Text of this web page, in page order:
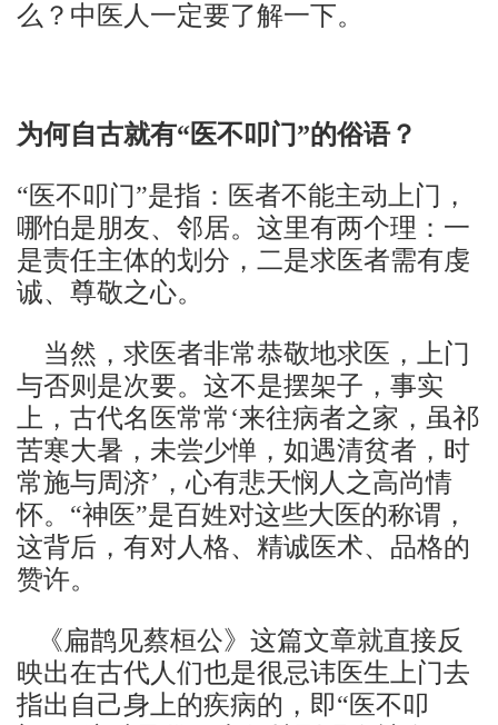
么？中医人一定要了解一下。
为何自古就有“医不叩门”的俗语？
“医不叩门”是指：医者不能主动上门，
哪怕是朋友、邻居。这里有两个理：一
是责任主体的划分，二是求医者需有虔
诚、尊敬之心。
当然，求医者非常恭敬地求医，上门
与否则是次要。这不是摆架子，事实
上，古代名医常常‘来往病者之家，虽祁
苦寒大暑，未尝少惮，如遇清贫者，时
常施与周济’，心有悲天悯人之高尚情
怀。“神医”是百姓对这些大医的称谓，
这背后，有对人格、精诚医术、品格的
赞许。
《扁鹊见蔡桓公》这篇文章就直接反
映出在古代人们也是很忌讳医生上门去
指出自己身上的疾病的，即“医不叩